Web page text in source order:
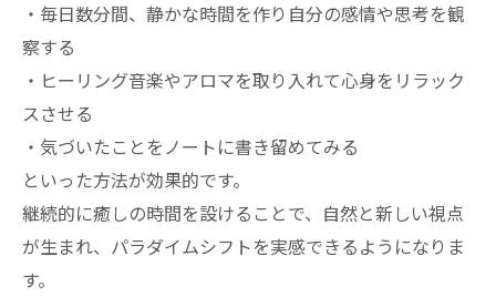
・毎日数分間、静かな時間を作り自分の感情や思考を観
察する
・ヒーリング音楽やアロマを取り入れて心身をリラック
スさせる
・気づいたことをノートに書き留めてみる
といった方法が効果的です。
継続的に癒しの時間を設けることで、自然と新しい視点
が生まれ、パラダイムシフトを実感できるようになりま
す。